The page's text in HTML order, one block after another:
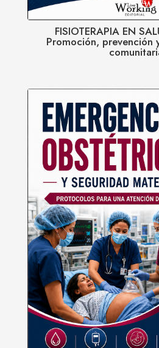
FISIOTERAPIA EN
Promoción, prevención